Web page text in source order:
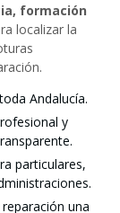
formación
localizar la
Andalucía.
y
particulares,
una